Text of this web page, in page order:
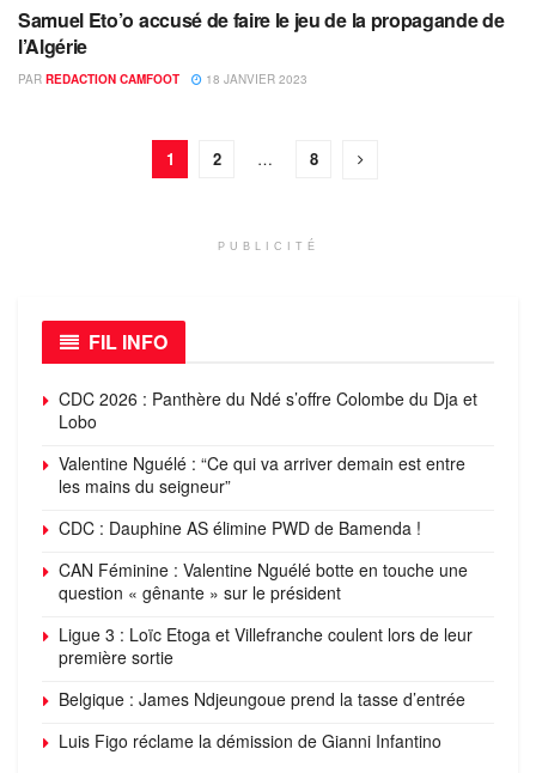
Samuel Eto’o accusé de faire le jeu de la propagande de
l’Algérie
PAR REDACTION CAMFOOT 18 JANVIER 2023
1 2 … 8
PUBLICITÉ
FIL INFO
CDC 2026 : Panthère du Ndé s’offre Colombe du Dja et
Lobo
Valentine Nguélé : “Ce qui va arriver demain est entre
les mains du seigneur”
CDC : Dauphine AS élimine PWD de Bamenda !
CAN Féminine : Valentine Nguélé botte en touche une
question « gênante » sur le président
Ligue 3 : Loïc Etoga et Villefranche coulent lors de leur
première sortie
Belgique : James Ndjeungoue prend la tasse d’entrée
Luis Figo réclame la démission de Gianni Infantino